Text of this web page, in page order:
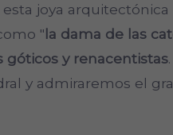
joya arquitectónica
" la dama de las
góticos y renacentistas
y admiraremos el